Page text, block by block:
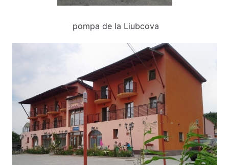
pompa de la Liubcova